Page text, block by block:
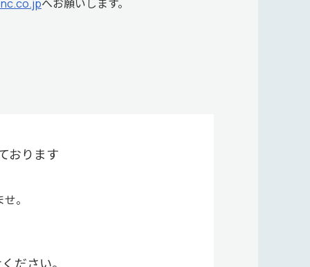
へお願いします。
おります
。
ださい。